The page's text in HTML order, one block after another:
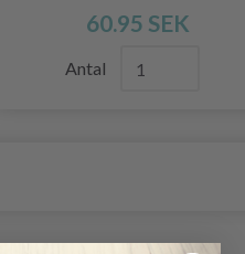
60.95 SEK
Antal